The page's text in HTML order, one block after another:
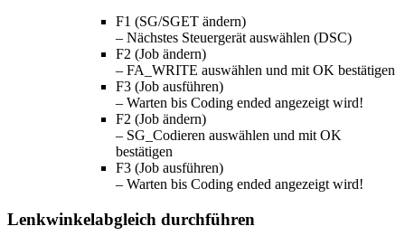
F1 (SG/SGET ändern)
– Nächstes Steuergerät auswählen (DSC)
F2 (Job ändern)
– FA_WRITE auswählen und mit OK bestätigen
F3 (Job ausführen)
– Warten bis Coding ended angezeigt wird!
F2 (Job ändern)
– SG_Codieren auswählen und mit OK
bestätigen
F3 (Job ausführen)
– Warten bis Coding ended angezeigt wird!
Lenkwinkelabgleich durchführen